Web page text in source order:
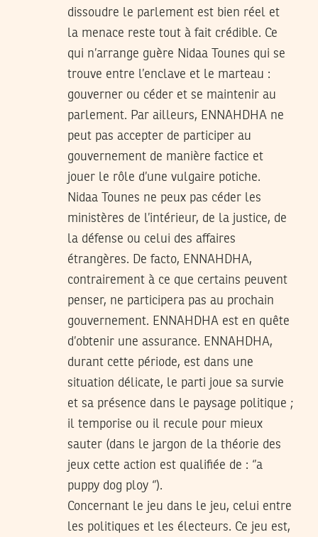
dissoudre le parlement est bien réel et
la menace reste tout à fait crédible. Ce
qui n’arrange guère Nidaa Tounes qui se
trouve entre l’enclave et le marteau :
gouverner ou céder et se maintenir au
parlement. Par ailleurs, ENNAHDHA ne
peut pas accepter de participer au
gouvernement de manière factice et
jouer le rôle d’une vulgaire potiche.
Nidaa Tounes ne peux pas céder les
ministères de l’intérieur, de la justice, de
la défense ou celui des affaires
étrangères. De facto, ENNAHDHA,
contrairement à ce que certains peuvent
penser, ne participera pas au prochain
gouvernement. ENNAHDHA est en quête
d’obtenir une assurance. ENNAHDHA,
durant cette période, est dans une
situation délicate, le parti joue sa survie
et sa présence dans le paysage politique ;
il temporise ou il recule pour mieux
sauter (dans le jargon de la théorie des
jeux cette action est qualifiée de : ‘’a
puppy dog ploy ‘’).
Concernant le jeu dans le jeu, celui entre
les politiques et les électeurs. Ce jeu est,